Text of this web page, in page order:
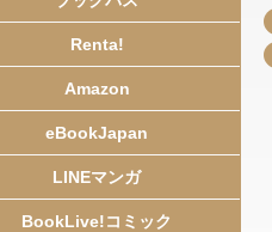
Renta!
Amazon
eBookJapan
LINEマンガ
BookLive!コミック